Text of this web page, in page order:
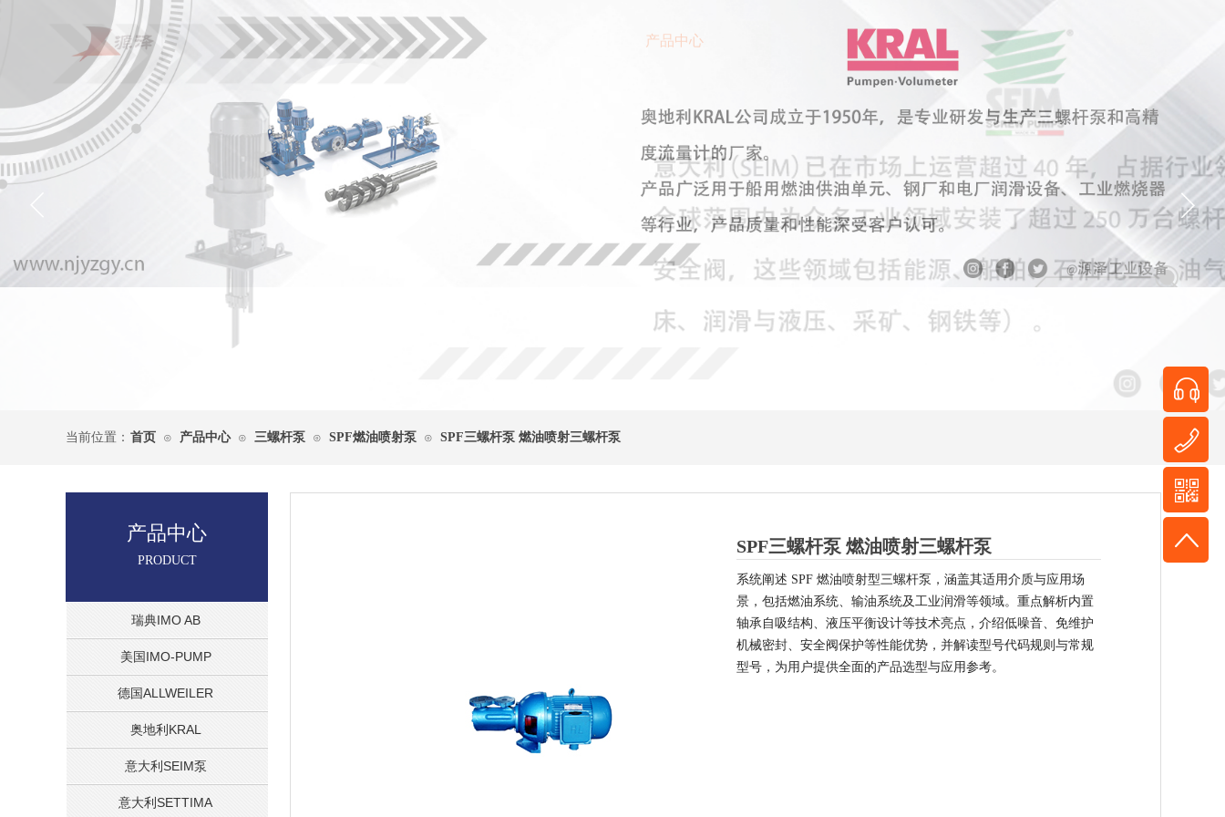
首页 产品中心 新闻动态 更多
首页 ⊙ 产品中心 ⊙ 三螺杆泵 ⊙ SPF燃油喷射泵 ⊙ SPF三螺杆泵 燃油喷射三螺杆泵
当前位置：
SPF三螺杆泵 燃油喷射三螺杆泵
系统阐述 SPF 燃油喷射型三螺杆泵，涵盖其适用介质与应用场
景，包括燃油系统、输油系统及工业润滑等领域。重点解析内置
轴承自吸结构、液压平衡设计等技术亮点，介绍低噪音、免维护
机械密封、安全阀保护等性能优势，并解读型号代码规则与常规
型号，为用户提供全面的产品选型与应用参考。
瑞典IMO AB
美国IMO-PUMP
德国ALLWEILER
奥地利KRAL
意大利SEIM泵
意大利SETTIMA
产品中心
PRODUCT